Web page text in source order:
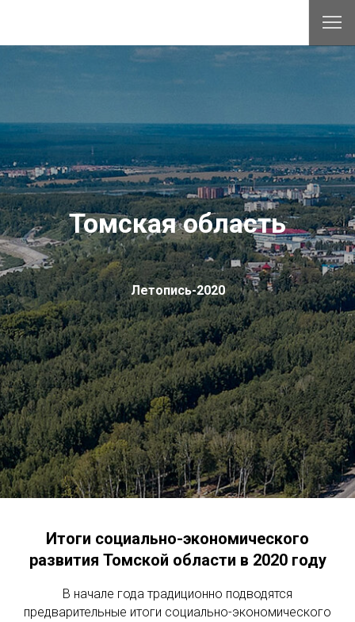
Томская область
Летопись-2020
Итоги социально-экономического
развития Томской области в 2020 году
В начале года традиционно подводятся
предварительные итоги социально-экономического